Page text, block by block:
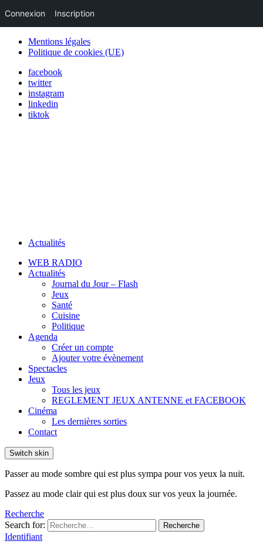
Mentions légales
Politique de cookies (UE)
facebook
twitter
instagram
linkedin
tiktok
Actualités
WEB RADIO
Actualités
Journal du Jour – Flash
Jeux
Santé
Cuisine
Politique
Agenda
Créer un compte
Ajouter votre évènement
Spectacles
Jeux
Tous les jeux
REGLEMENT JEUX ANTENNE et FACEBOOK
Cinéma
Les dernières sorties
Contact
Switch skin
Passer au mode sombre qui est plus sympa pour vos yeux la nuit.
Passez au mode clair qui est plus doux sur vos yeux la journée.
Recherche
Search for:
Recherche
Identifiant
Connexion Inscription